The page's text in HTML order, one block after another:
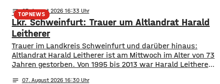
gesorgt, da auch ein Polizeihubschrauber die Gegend rund
um Werneck abgesucht hatte.
TOPNEWS
notes 07. August 2026 16:33
Lkr. Schweinfurt: Trauer um Altlandrat Harald
Leitherer
Trauer im Landkreis Schweinfurt und darüber hinaus:
Altlandrat Harald Leitherer ist am Mittwoch im Alter von 73
Jahren gestorben. Von 1995 bis 2013 war Harald Leitherer
notes 07. August 2026 16:30